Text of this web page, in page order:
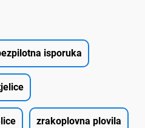
isporuka
zrakoplovna plovila